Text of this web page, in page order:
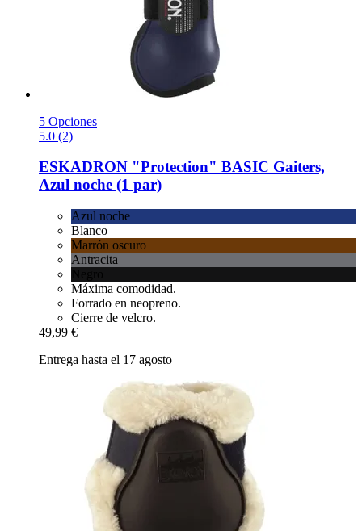
5 Opciones
5.0 (2)
ESKADRON "Protection" BASIC Gaiters,
Azul noche (1 par)
Azul noche
Blanco
Marrón oscuro
Antracita
Máxima comodidad.
Forrado en neopreno.
Cierre de velcro.
49,99 €
Entrega hasta el 17 agosto